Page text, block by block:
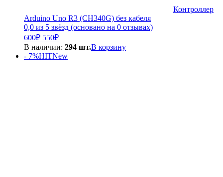
Контроллер
Arduino Uno R3 (CH340G) без кабеля
0,0 из 5 звёзд (основано на 0 отзывах)
600₽ Первоначальная
цена
составляла
550₽Текущая
цена:
550₽.
В наличии: 294 шт.В корзину
- 7%HITNew